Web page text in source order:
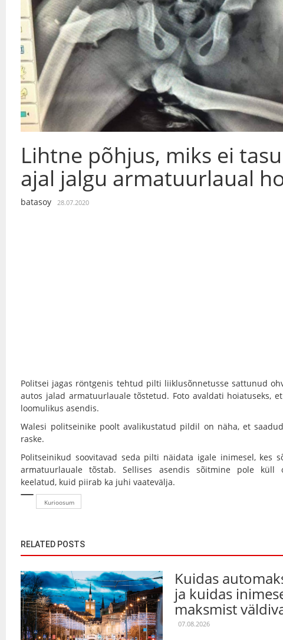
Lihtne põhjus, miks ei
ajal jalgu armatuurlaual
batasoy 28.07.2020
Politsei jagas röntgenis tehtud pilti liiklusõnnetusse sattunud
autos jalad armatuurlauale tõstetud. Foto avaldati hoiatuseks,
loomulikus asendis.
Walesi politseinike poolt avalikustatud pildil on näha, et
raske.
Politseinikud soovitavad seda pilti näidata igale inimesel, kes
armatuurlauale tõstab. Sellises asendis sõitmine pole küll
keelatud, kuid piirab ka juhi vaatevälja.
Kurioosum
RELATED POSTS
Kuidas
ja kuidas
maksmist
07.08.2026